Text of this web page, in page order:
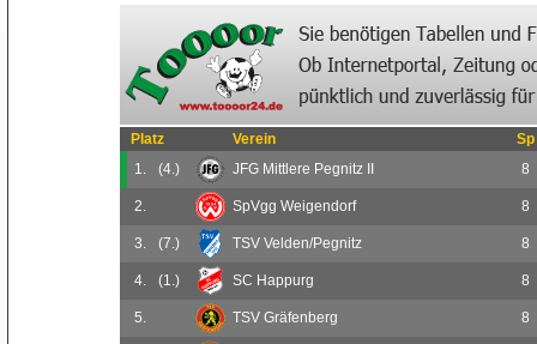
Platz Verein
Sp
1.
(4.) JFG Mittlere Pegnitz II 8
2. SpVgg Weigendorf 8
3. (7.) TSV Velden/Pegnitz 8
4. (1.) SC Happurg 8
5. TSV Gräfenberg 8